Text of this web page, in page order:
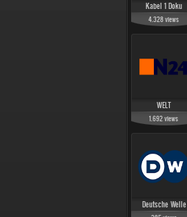
Kabel 1 Doku
4.328views
WELT
1.692views
Deutsche Welle